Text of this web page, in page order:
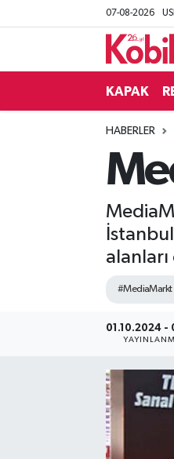
07-08-2026
KAPAK
HABERLER
#MediaMarkt
01.10.2024 -
BİLİŞİM PANO
HABERLER
ŞİRKET PANO